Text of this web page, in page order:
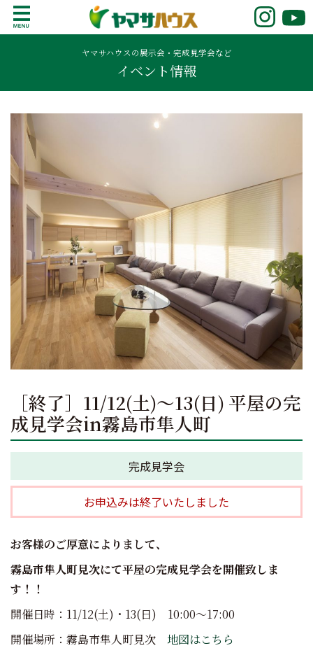
o
鹿児島で注文住宅ならヤマサハウス
新築の注文住宅や建売モデルハウスをお探し
の方はこちら。鹿児島県内で11年連続ナンバ
ーワンの実績を誇る、絆の家でおなじみの
ヤマサハウス。展示場情報や家づくりのこだ
ヤマサハウスの展示会・完成見学会など
イベント情報
［終了］11/12(土)～13(日) 平屋の完
成見学会in霧島市隼人町
完成見学会
お申込みは終了いたしました
お客様のご厚意によりまして、
霧島市隼人町見次にて平屋の完成見学会を開催致しま
す！！
開催日時：11/12(土)・13(日) 10:00～17:00
開催場所：霧島市隼人町見次 地図はこちら